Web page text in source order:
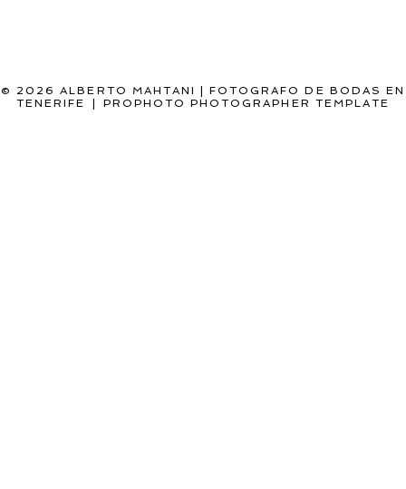
© 2026 ALBERTO MAHTANI | FOTOGRAFO DE BODAS EN
TENERIFE
PROPHOTO PHOTOGRAPHER TEMPLATE